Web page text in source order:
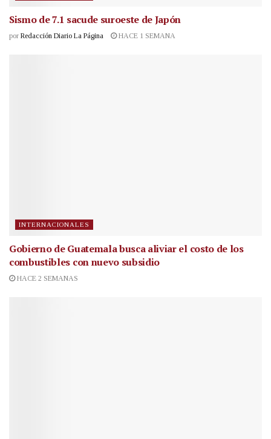
Sismo de 7.1 sacude suroeste de Japón
por Redacción Diario La Página HACE 1 SEMANA
INTERNACIONALES
Gobierno de Guatemala busca aliviar el costo de los
combustibles con nuevo subsidio
HACE 2 SEMANAS